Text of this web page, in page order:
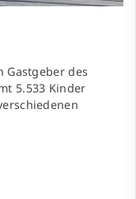
Gastgeber des
5.533 Kinder